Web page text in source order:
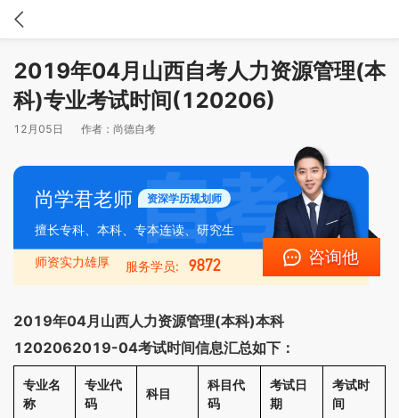
2019年04月山西自考人力资源管理(本
科)专业考试时间(120206)
12月05日 作者： 尚德自考
尚学君老师 资深学历规划师
擅长专科、本科、专本连读、研究生
师资实力雄厚 服务学员: 9872 咨询他
2019年04月山西人力资源管理(本科)本科
1202062019-04考试时间信息汇总如下：
专业名
称
专业代
码
科目
科目代
码
考试日
期
考试时
间